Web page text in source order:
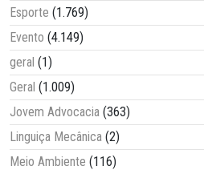
Esporte (1.769)
Evento (4.149)
geral (1)
Geral (1.009)
Jovem Advocacia (363)
Linguiça Mecânica (2)
Meio Ambiente (116)